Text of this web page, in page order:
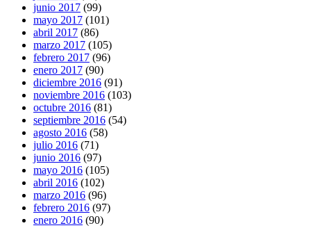
junio 2017 (99)
mayo 2017 (101)
abril 2017 (86)
marzo 2017 (105)
febrero 2017 (96)
enero 2017 (90)
diciembre 2016 (91)
noviembre 2016 (103)
octubre 2016 (81)
septiembre 2016 (54)
agosto 2016 (58)
julio 2016 (71)
junio 2016 (97)
mayo 2016 (105)
abril 2016 (102)
marzo 2016 (96)
febrero 2016 (97)
enero 2016 (90)